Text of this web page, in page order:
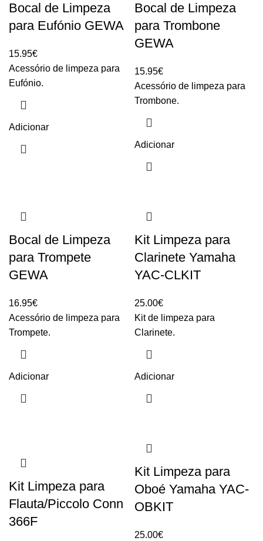
Bocal de Limpeza
para Eufónio GEWA
15.95€
Acessório de limpeza para
Eufónio.
Adicionar
Bocal de Limpeza
para Trombone
GEWA
15.95€
Acessório de limpeza para
Trombone.
Adicionar
Bocal de Limpeza
para Trompete
GEWA
16.95€
Acessório de limpeza para
Trompete.
Adicionar
Kit Limpeza para
Clarinete Yamaha
YAC-CLKIT
25.00€
Kit de limpeza para
Clarinete.
Adicionar
Kit Limpeza para
Flauta/Piccolo Conn
366F
Kit Limpeza para
Oboé Yamaha YAC-
OBKIT
25.00€